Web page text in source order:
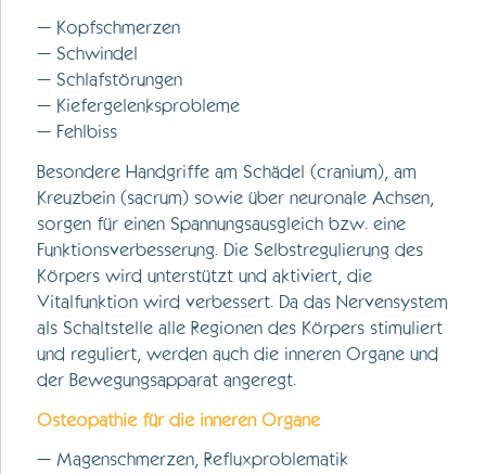
– Kopfschmerzen
– Schwindel
– Schlafstörungen
– Kiefergelenksprobleme
– Fehlbiss
Besondere Handgriffe am Schädel (cranium), am
Kreuzbein (sacrum) sowie über neuronale Achsen,
sorgen für einen Spannungsausgleich bzw. eine
Funktionsverbesserung. Die Selbstregulierung des
Körpers wird unterstützt und aktiviert, die
Vitalfunktion wird verbessert. Da das Nervensystem
als Schaltstelle alle Regionen des Körpers stimuliert
und reguliert, werden auch die inneren Organe und
der Bewegungsapparat angeregt.
Osteopathie für die inneren Organe
– Magenschmerzen, Refluxproblematik